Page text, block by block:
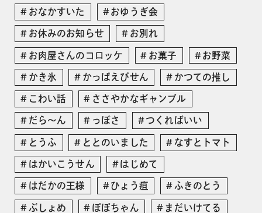
おなかすいた おゆうぎ会
お休みのお知らせ お別れ
お肉屋さんのコロッケ お菓子 お野菜
かき氷 かっぱえびせん かつての推し
こわい話 ささやかなギャンブル
だら〜ん っぽさ つくればいい
とうふ ととのいました なすとトマト
はかいこうせん はじめて
はだかの王様 ひょう疽 ふきのとう
ぶしょめ ぽぽちゃん まだいけてる